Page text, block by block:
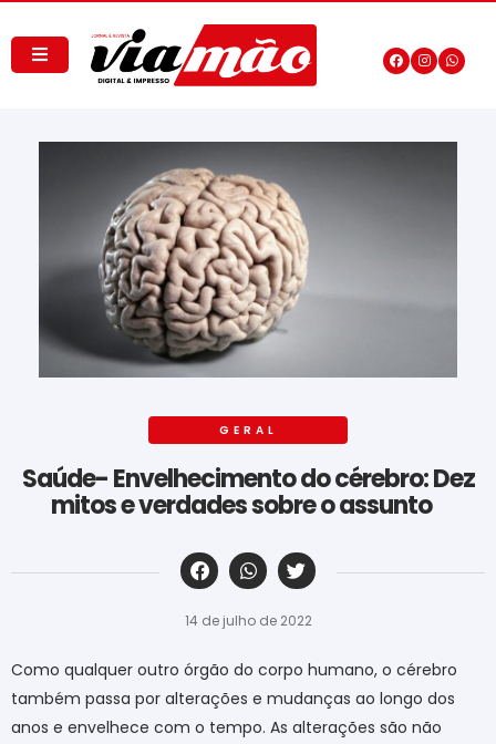
GERAL
Saúde- Envelhecimento do cérebro: Dez
mitos e verdades sobre o assunto
‎ ‎ ‎ ‎ ‎ ‎ ‎ ‎ ‎ ‎ ‎ ‎ ‎ ‎ ‎ ‎ ‎ ‎ ‎ ‎ ‎ ‎ ‎ ‎ ‎ ‎ ‎ ‎ ‎ ‎ ‎
14 de julho de 2022
Como qualquer outro órgão do corpo humano, o cérebro
também passa por alterações e mudanças ao longo dos
anos e envelhece com o tempo. As alterações são não